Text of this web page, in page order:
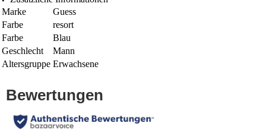
Marke
Guess
Farbe
resort
Farbe
Blau
Geschlecht
Mann
Altersgruppe Erwachsene